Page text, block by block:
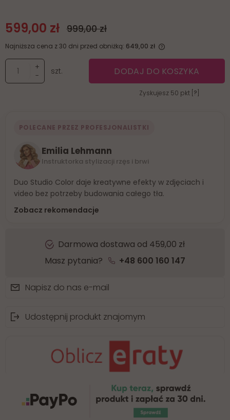
599,00 zł 999,00 zł
Najniższa cena z 30 dni przed obniżką: 649,00 zł
jest najniższa cena od momentu, kiedy produkt pojawił się w
sprzedaży.
+
-
szt. DODAJ DO KOSZYKA
Zyskujesz 50 pkt [ ?
POLECANE PRZEZ PROFESJONALISTKI
Emilia Lehmann
Instruktorka stylizacji rzęs i brwi
Duo Studio Color daje kreatywne efekty w zdjęciach i
video bez potrzeby budowania całego tła.
Zobacz rekomendacje
Darmowa dostawa od 459,00 zł
Masz pytania?
+48 600 160 147
Napisz do nas e-mail
Udostępnij produkt znajomym